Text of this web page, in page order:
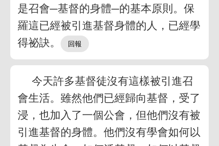
是召會─基督的身體─的基本原則。保
羅這已經被引進基督身體的人，已經學
得祕訣。
今天許多基督徒沒有這樣被引進召
會生活。雖然他們已經歸向基督，受了
浸，也加入了一個公會，但他們沒有被
引進基督的身體。他們沒有學會如何以